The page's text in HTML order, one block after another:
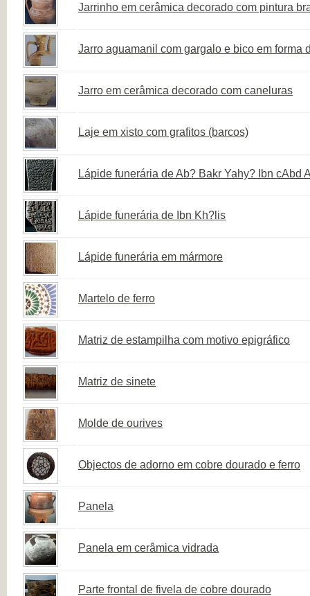
Jarrinho em cerâmica decorado com pintura
Jarro aguamanil com gargalo e bico em forma
Jarro em cerâmica decorado com caneluras
Laje em xisto com grafitos (barcos)
Lápide funerária de Ab? Bakr Yahy? Ibn cAbd
Lápide funerária de Ibn Kh?lis
Lápide funerária em mármore
Martelo de ferro
Matriz de estampilha com motivo epigráfico
Matriz de sinete
Molde de ourives
Objectos de adorno em cobre dourado e ferro
Panela
Panela em cerâmica vidrada
Parte frontal de fivela de cobre dourado